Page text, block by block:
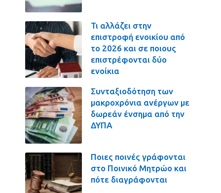
Τι αλλάζει στην
επιστροφή ενοικίου από
το 2026 και σε ποιους
επιστρέφονται δύο
ενοίκια
Συνταξιοδότηση των
μακροχρόνια ανέργων με
δωρεάν ένσημα από την
ΔΥΠΑ
Ποιες ποινές γράφονται
στο Ποινικό Μητρώο και
πότε διαγράφονται